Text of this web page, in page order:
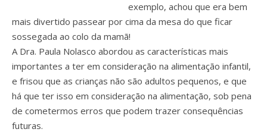
exemplo, achou que era bem
mais divertido passear por cima da mesa do que ficar
sossegada ao colo da mamã!
A Dra. Paula Nolasco abordou as características mais
importantes a ter em consideração na alimentação infantil,
e frisou que as crianças não são adultos pequenos, e que
há que ter isso em consideração na alimentação, sob pena
de cometermos erros que podem trazer consequências
futuras.